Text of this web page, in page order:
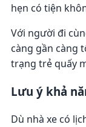
hẹn có tiện
Với người đi
càng gần càng
trạng trẻ quấy
Lưu ý khả
Dù nhà xe có